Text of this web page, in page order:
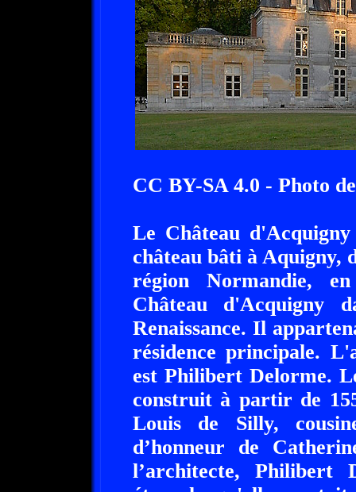
CC BY-SA 4.0 - Photo
Le Château
château bâti à Aquigny,
région Normandie,
Château d'Acquigny
Renaissance. Il
résidence principale.
est Philibert Delorme.
construit à partir de
Louis de Silly,
d’honneur de
l’architecte, Philibert